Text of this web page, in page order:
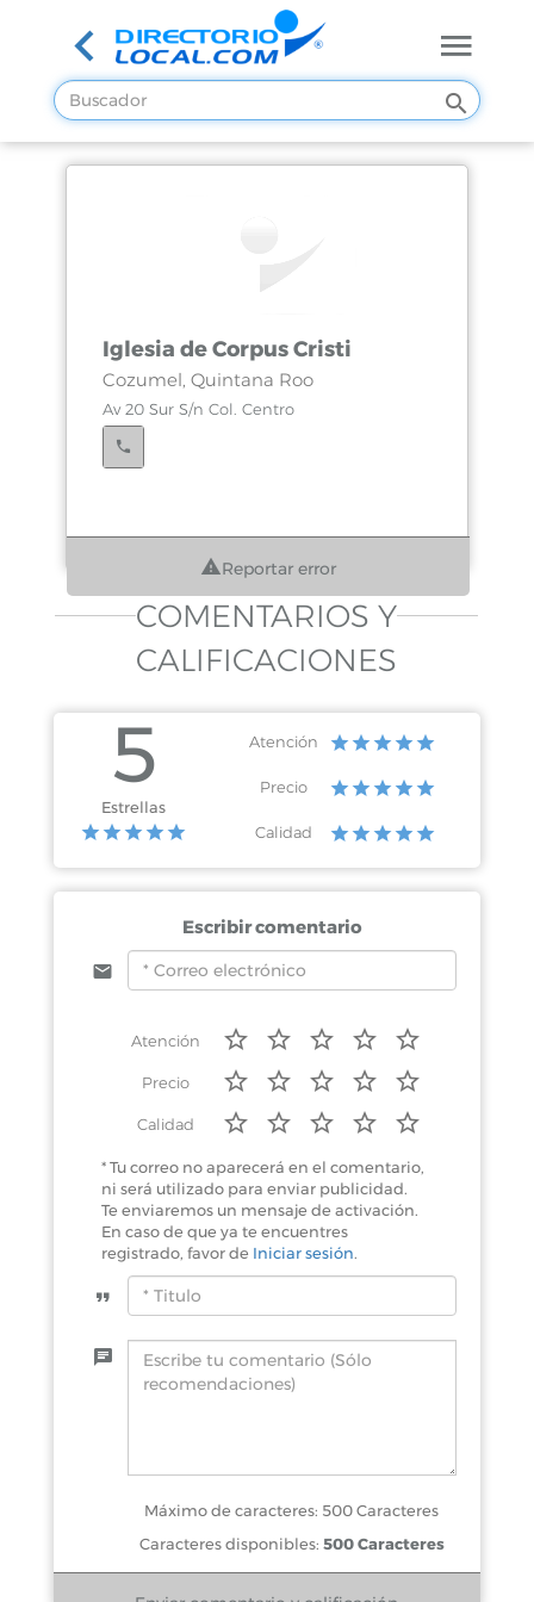
Iglesia de Corpus Cristi
Cozumel, Quintana Roo
Av 20 Sur S/n Col. Centro
Reportar error
COMENTARIOS Y
CALIFICACIONES
5
Estrellas
Atención
Precio
Calidad
Escribir comentario
Atención
Precio
Calidad
* Tu correo no aparecerá en el comentario,
ni será utilizado para enviar publicidad.
Te enviaremos un mensaje de activación.
En caso de que ya te encuentres
registrado, favor de Iniciar sesión.
Máximo de caracteres: 500 Caracteres
Caracteres disponibles: 500 Caracteres